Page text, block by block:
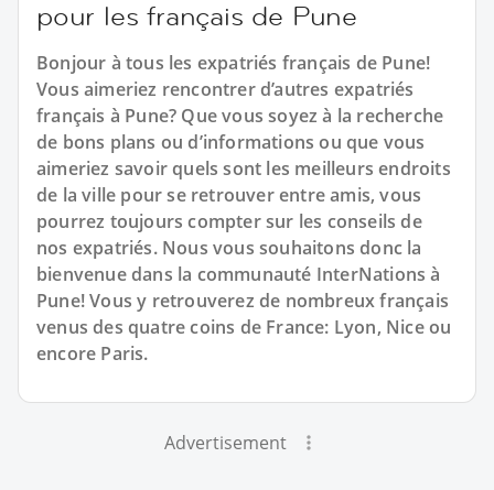
pour les français de Pune
Bonjour à tous les expatriés français de Pune!
Vous aimeriez rencontrer d’autres expatriés
français à Pune? Que vous soyez à la recherche
de bons plans ou d’informations ou que vous
aimeriez savoir quels sont les meilleurs endroits
de la ville pour se retrouver entre amis, vous
pourrez toujours compter sur les conseils de
nos expatriés. Nous vous souhaitons donc la
bienvenue dans la communauté InterNations à
Pune! Vous y retrouverez de nombreux français
venus des quatre coins de France: Lyon, Nice ou
encore Paris.
Advertisement